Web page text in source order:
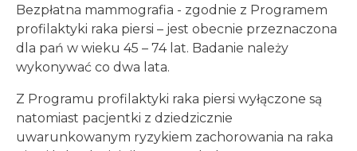
Bezpłatna mammografia - zgodnie z Programem
profilaktyki raka piersi – jest obecnie przeznaczona
dla pań w wieku 45 – 74 lat. Badanie należy
wykonywać co dwa lata.
Z Programu profilaktyki raka piersi wyłączone są
natomiast pacjentki z dziedzicznie
uwarunkowanym ryzykiem zachorowania na raka